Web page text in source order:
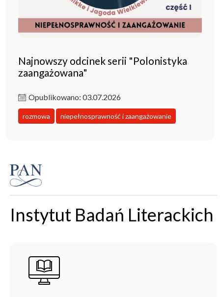
Najnowszy odcinek serii "Polonistyka
zaangażowana"
Opublikowano: 03.07.2026
rozmowa niepełnosprawność i zaangażowanie
Instytut Badań Literackich